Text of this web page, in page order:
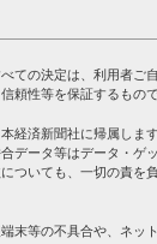
ての決定は、利用者ご
頼性等を保証するもので
経済新聞社に帰属します
データ等はデータ・ゲ
ついても、一切の責を
末等の不具合や、ネッ